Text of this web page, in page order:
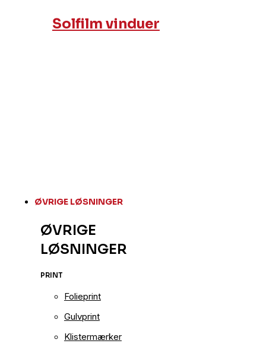
Solfilm vinduer
ØVRIGE LØSNINGER
ØVRIGE
LØSNINGER
PRINT
Folieprint
Gulvprint
Klistermærker